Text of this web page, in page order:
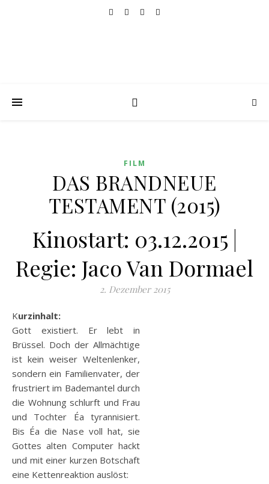
FILM
DAS BRANDNEUE
TESTAMENT (2015)
Kinostart: 03.12.2015 |
Regie: Jaco Van Dormael
2. Dezember 2015
Kurzinhalt:
Gott existiert. Er lebt in
Brüssel. Doch der Allmächtige
ist kein weiser Weltenlenker,
sondern ein Familienvater, der
frustriert im Bademantel durch
die Wohnung schlurft und Frau
und Tochter Éa tyrannisiert.
Bis Éa die Nase voll hat, sie
Gottes alten Computer hackt
und mit einer kurzen Botschaft
eine Kettenreaktion auslöst: